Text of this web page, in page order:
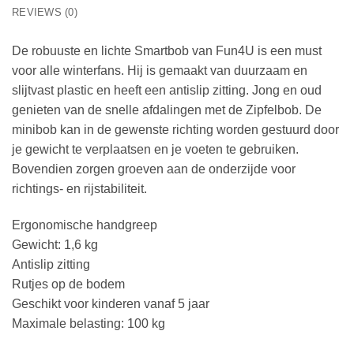
REVIEWS (0)
De robuuste en lichte Smartbob van Fun4U is een must
voor alle winterfans. Hij is gemaakt van duurzaam en
slijtvast plastic en heeft een antislip zitting. Jong en oud
genieten van de snelle afdalingen met de Zipfelbob. De
minibob kan in de gewenste richting worden gestuurd door
je gewicht te verplaatsen en je voeten te gebruiken.
Bovendien zorgen groeven aan de onderzijde voor
richtings- en rijstabiliteit.
Ergonomische handgreep
Gewicht: 1,6 kg
Antislip zitting
Rutjes op de bodem
Geschikt voor kinderen vanaf 5 jaar
Maximale belasting: 100 kg